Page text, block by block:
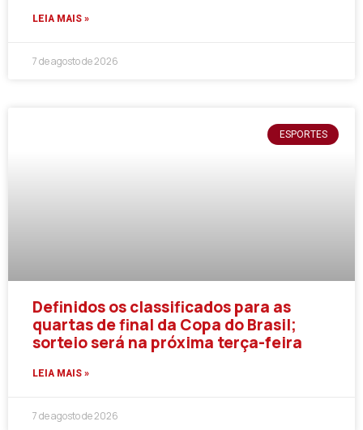
LEIA MAIS »
7 de agosto de 2026
ESPORTES
Definidos os classificados para as
quartas de final da Copa do Brasil;
sorteio será na próxima terça-feira
LEIA MAIS »
7 de agosto de 2026